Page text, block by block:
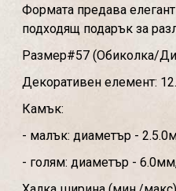
Формата предава
подходящ подарък за
Размер#57 (Обиколка/
Декоративен елемент:
Камък:
- малък: диаметър -
- голям: диаметър -